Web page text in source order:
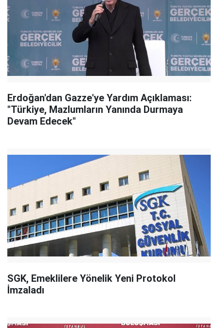
Erdoğan'dan Gazze'ye Yardım Açıklaması:
"Türkiye, Mazlumların Yanında Durmaya
Devam Edecek"
SGK, Emeklilere Yönelik Yeni Protokol
İmzaladı